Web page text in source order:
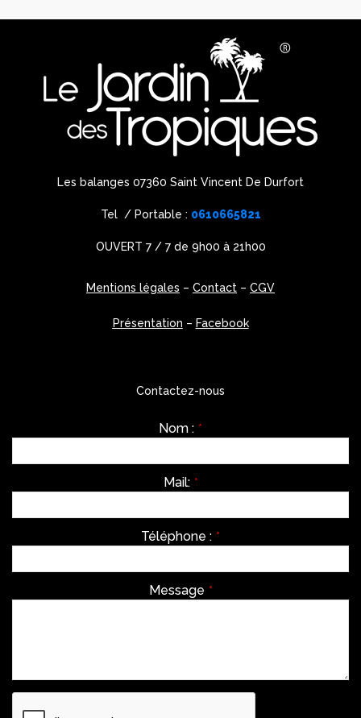
Les balanges 07360 Saint Vincent De Durfort
Tel / Portable : 0610665821
OUVERT 7 / 7 de 9h00 à 21h00
Mentions légales – Contact – CGV
Présentation – Facebook
Contactez-nous
Nom : *
Mail: *
Téléphone : *
Message *